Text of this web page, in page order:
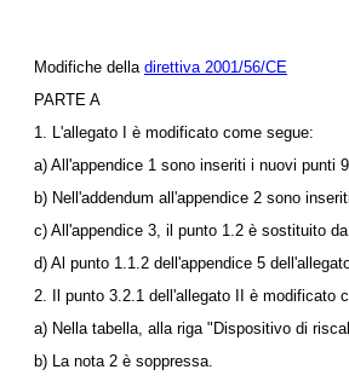
Modifiche della direttiva 2001/56/CE
PARTE A
1. L'allegato I è modificato come segue:
a) All'appendice 1 sono inseriti i nuovi punti
b) Nell'addendum all'appendice 2 sono
c) All'appendice 3, il punto 1.2 è sostituito
d) Al punto 1.1.2 dell'appendice 5
2. Il punto 3.2.1 dell'allegato II è modificato
a) Nella tabella, alla riga "Dispositivo di
b) La nota 2 è soppressa.